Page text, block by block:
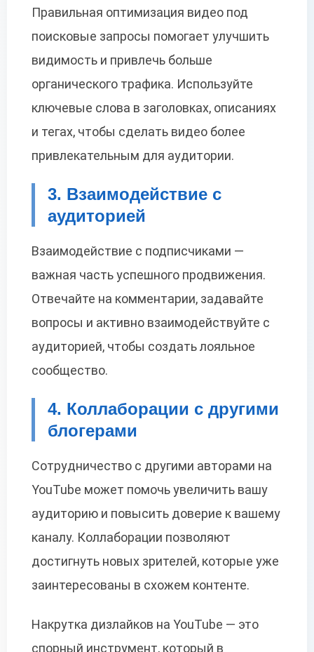
Правильная оптимизация видео под
поисковые запросы помогает улучшить
видимость и привлечь больше
органического трафика. Используйте
ключевые слова в заголовках, описаниях
и тегах, чтобы сделать видео более
привлекательным для аудитории.
3. Взаимодействие с
аудиторией
Взаимодействие с подписчиками —
важная часть успешного продвижения.
Отвечайте на комментарии, задавайте
вопросы и активно взаимодействуйте с
аудиторией, чтобы создать лояльное
сообщество.
4. Коллаборации с другими
блогерами
Сотрудничество с другими авторами на
YouTube может помочь увеличить вашу
аудиторию и повысить доверие к вашему
каналу. Коллаборации позволяют
достигнуть новых зрителей, которые уже
заинтересованы в схожем контенте.
Накрутка дизлайков на YouTube — это
спорный инструмент, который в